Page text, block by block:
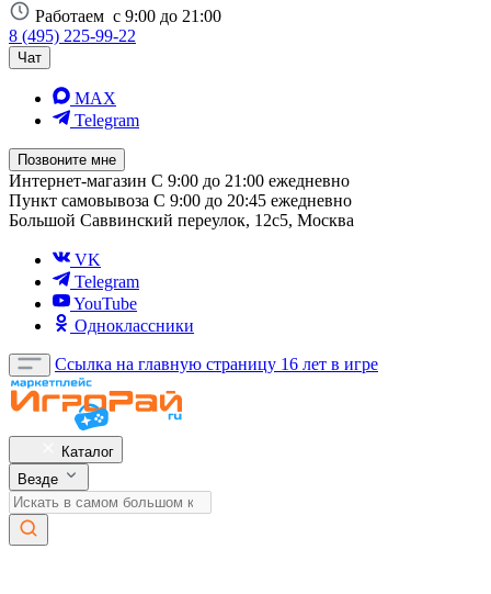
Работаем с 9:00 до 21:00
8 (495) 225-99-22
Чат
MAX
Telegram
Позвоните мне
Интернет-магазин С 9:00 до 21:00 ежедневно
Пункт самовывоза С 9:00 до 20:45 ежедневно
Большой Саввинский переулок, 12с5, Москва
VK
Telegram
YouTube
Одноклассники
Ссылка на главную страницу 16 лет в игре
Каталог
Везде